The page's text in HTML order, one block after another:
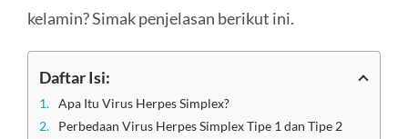
kelamin? Simak penjelasan berikut ini.
Daftar Isi:
Apa Itu Virus Herpes Simplex?
Perbedaan Virus Herpes Simplex Tipe 1 dan Tipe 2